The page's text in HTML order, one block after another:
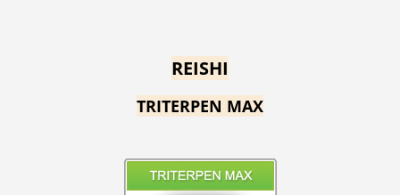
REISHI
TRITERPEN MAX